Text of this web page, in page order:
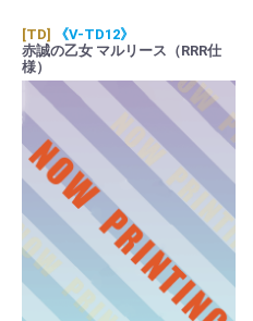
[TD]
《V-TD12》
赤誠の乙女 マルリース（RRR仕
様）